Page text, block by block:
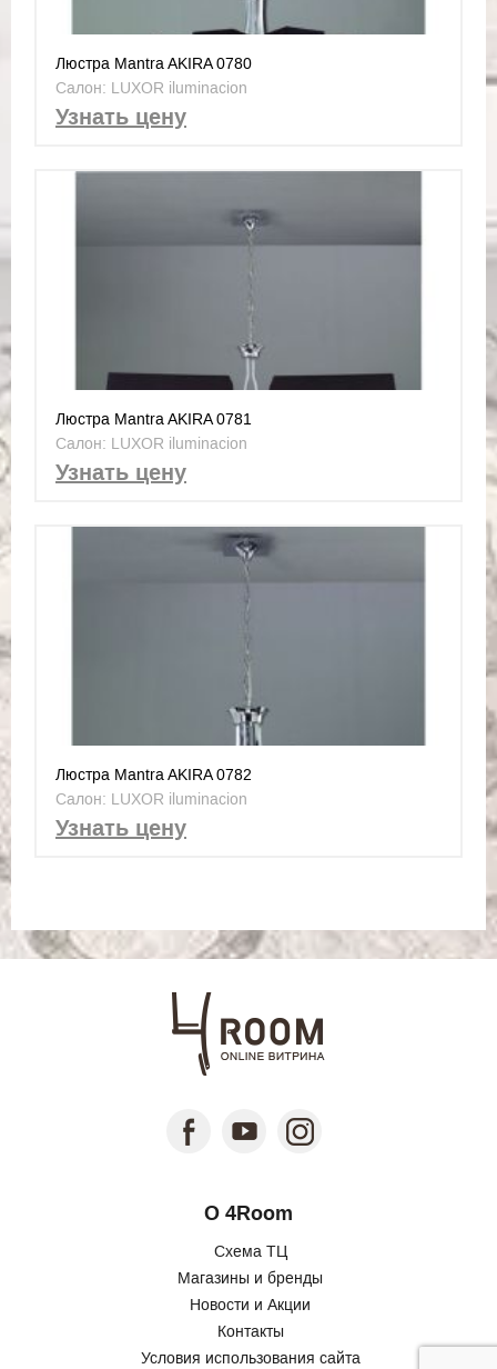
Люстра Mantra AKIRA 0780
Салон: LUXOR iluminacion
Узнать цену
Люстра Mantra AKIRA 0781
Салон: LUXOR iluminacion
Узнать цену
Люстра Mantra AKIRA 0782
Салон: LUXOR iluminacion
Узнать цену
О 4Room
Схема ТЦ
Магазины и бренды
Новости и Акции
Контакты
Условия использования сайта